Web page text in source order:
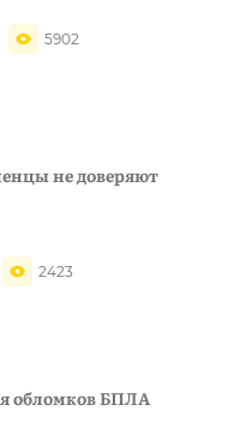
5902
не доверяют
2423
обломков БПЛА